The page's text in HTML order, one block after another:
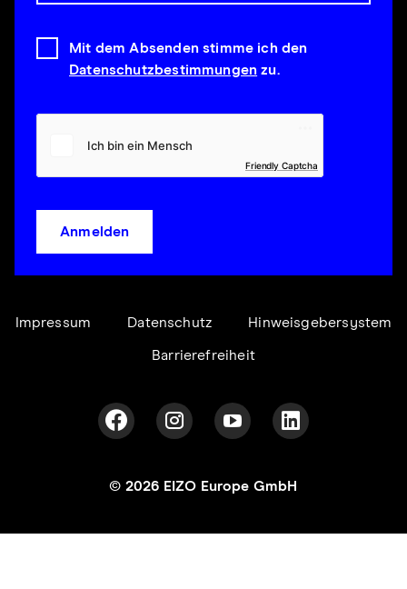
Mit dem Absenden stimme ich den
Datenschutzbestimmungen zu.
Friendly Captcha
Anmelden
Impressum Datenschutz Hinweisgebersystem
Barrierefreiheit
© 2026 EIZO Europe GmbH